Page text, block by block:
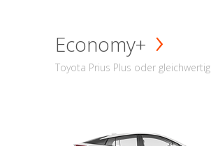
Economy+
Toyota Prius Plus oder gleichwertig